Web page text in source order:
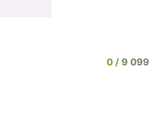
0
9 099